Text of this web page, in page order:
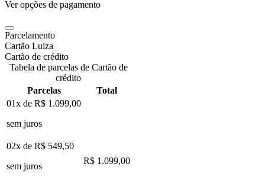
Ver opções de pagamento
Parcelamento
Cartão Luiza
Cartão de crédito
Tabela de parcelas de Cartão de
crédito
Parcelas
Total
01x de R$ 1.099,00
sem juros
02x de R$ 549,50
sem juros
R$ 1.099,00